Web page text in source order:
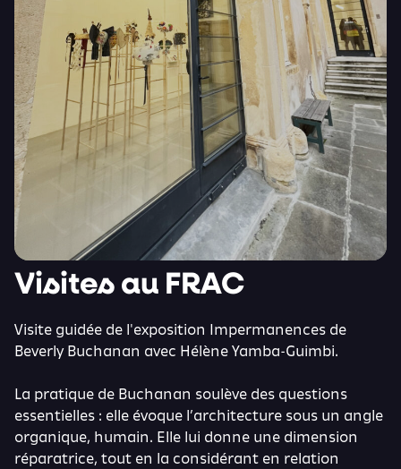
Visites au FRAC
Visite guidée de l'exposition Impermanences de
Beverly Buchanan avec Hélène Yamba-Guimbi.
La pratique de Buchanan soulève des questions
essentielles : elle évoque l’architecture sous un angle
organique, humain. Elle lui donne une dimension
réparatrice, tout en la considérant en relation